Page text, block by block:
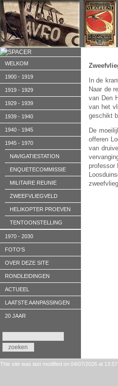
WELKOM
1900 - 1919
1919 - 1929
1929 - 1939
1939 - 1940
1940 - 1945
1945 - 1970
NAVIGATIESTATION
ENQUETECOMMISSIE
MILITAIRE REUNIE
ZWEEFVLIEGVELD
HELIKOPTER PROEVEN
TENTOONSTELLING
1970 - 2030
FOTO'S
OVER DEZE SITE
RONDLEIDINGEN
ACTUEEL
LAATSTE AANPASSINGEN
20 JAAR
In de
Naar de
van Den
van het
geschikt
De
offeren
van
professor
This site was last modified on 04/07/2026 at